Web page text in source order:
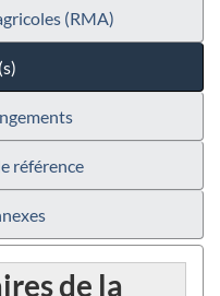
(RMA)
référence
de la